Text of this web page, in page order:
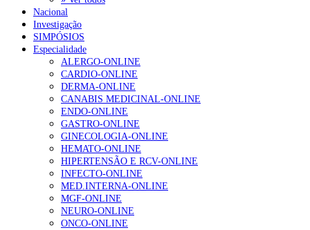
Nacional
Investigação
SIMPÓSIOS
Especialidade
ALERGO-ONLINE
CARDIO-ONLINE
DERMA-ONLINE
CANABIS MEDICINAL-ONLINE
ENDO-ONLINE
GASTRO-ONLINE
GINECOLOGIA-ONLINE
HEMATO-ONLINE
HIPERTENSÃO E RCV-ONLINE
INFECTO-ONLINE
MED.INTERNA-ONLINE
MGF-ONLINE
NEURO-ONLINE
ONCO-ONLINE